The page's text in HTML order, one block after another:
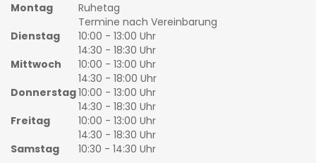
Montag
Ruhetag
Termine nach Vereinbarung
Dienstag
10:00 - 13:00 Uhr
14:30 - 18:30 Uhr
Mittwoch
10:00 - 13:00 Uhr
14:30 - 18:00 Uhr
Donnerstag10:00 - 13:00 Uhr
14:30 - 18:30 Uhr
Freitag
10:00 - 13:00 Uhr
14:30 - 18:30 Uhr
Samstag
10:30 - 14:30 Uhr